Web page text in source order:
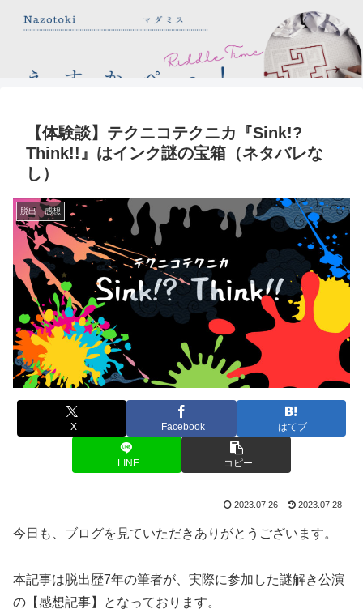
【体験談】テクニコテクニカ『Sink!?
Think!!』はインク謎の宝箱（ネタバレな
し）
脱出 感想
X Facebook はてブ
LINE コピー
2023.07.26 2023.07.28
今日も、ブログを見ていただきありがとうございます。
本記事は脱出歴7年の筆者が、実際に参加した謎解き公演
の【感想記事】となっております。